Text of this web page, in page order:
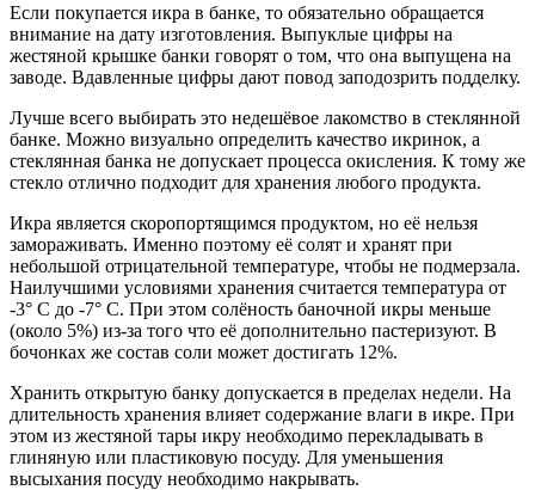
Если покупается икра в банке, то обязательно обращается
внимание на дату изготовления. Выпуклые цифры на
жестяной крышке банки говорят о том, что она выпущена на
заводе. Вдавленные цифры дают повод заподозрить подделку.
Лучше всего выбирать это недешёвое лакомство в стеклянной
банке. Можно визуально определить качество икринок, а
стеклянная банка не допускает процесса окисления. К тому же
стекло отлично подходит для хранения любого продукта.
Икра является скоропортящимся продуктом, но её нельзя
замораживать. Именно поэтому её солят и хранят при
небольшой отрицательной температуре, чтобы не подмерзала.
Наилучшими условиями хранения считается температура от
-3° С до -7° С. При этом солёность баночной икры меньше
(около 5%) из-за того что её дополнительно пастеризуют. В
бочонках же состав соли может достигать 12%.
Хранить открытую банку допускается в пределах недели. На
длительность хранения влияет содержание влаги в икре. При
этом из жестяной тары икру необходимо перекладывать в
глиняную или пластиковую посуду. Для уменьшения
высыхания посуду необходимо накрывать.